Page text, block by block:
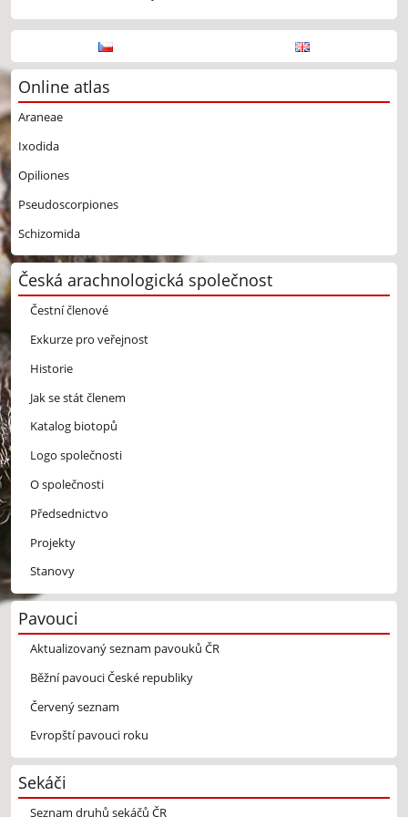
Online atlas
Araneae
Ixodida
Opiliones
Pseudoscorpiones
Schizomida
Česká arachnologická společnost
Čestní členové
Exkurze pro veřejnost
Historie
Jak se stát členem
Katalog biotopů
Logo společnosti
O společnosti
Předsednictvo
Projekty
Stanovy
Pavouci
Aktualizovaný seznam pavouků ČR
Běžní pavouci České republiky
Červený seznam
Evropští pavouci roku
Sekáči
Seznam druhů sekáčů ČR